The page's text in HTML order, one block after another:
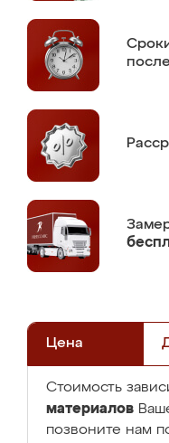
Цена
Стоимость
материалов
позвоните нам